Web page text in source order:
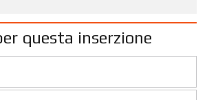
questa inserzione